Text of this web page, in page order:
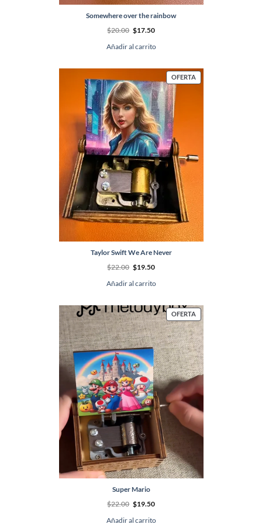
Somewhere over the rainbow
$20.00 El
precio
original
era:
$17.50El
es:
Añadir al carrito
OFERTAPRODUCTO
EN
Taylor Swift We Are Never
$22.00 El
precio
original
era:
$19.50El
es:
Añadir al carrito
OFERTAPRODUCTO
EN
OFERTA
Super Mario
$22.00 El
precio
original
$19.50El
Añadir al carrito